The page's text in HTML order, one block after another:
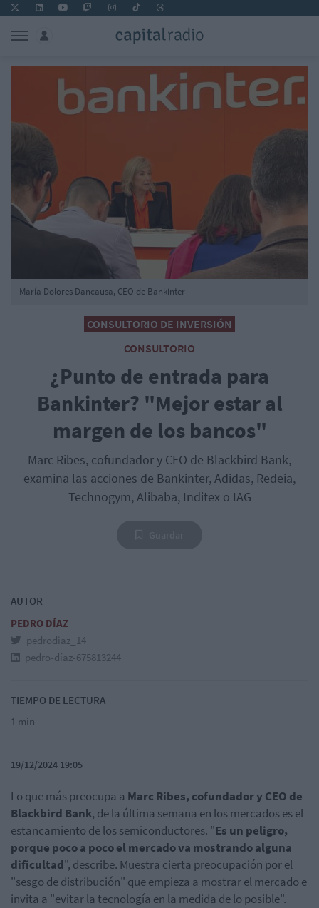
CONSULTORIO DE INVERSIÓN
CONSULTORIO
¿Punto de entrada para
Bankinter? "Mejor estar al
margen de los bancos"
Marc Ribes, cofundador y CEO de Blackbird Bank,
examina las acciones de Bankinter, Adidas, Redeia,
Technogym, Alibaba, Inditex o IAG
María Dolores Dancausa, CEO de Bankinter
AUTOR
PEDRO DÍAZ
pedrodiaz_14
pedro-díaz-675813244
TIEMPO DE LECTURA
1 min
19/12/2024 19:05
Lo que más preocupa a Marc Ribes, cofundador y CEO de
Blackbird Bank, de la última semana en los mercados es el
estancamiento de los semiconductores. "Es un peligro,
porque poco a poco el mercado va mostrando alguna
dificultad", describe. Muestra cierta preocupación por el
"sesgo de distribución" que empieza a mostrar el mercado e
invita a "evitar la tecnología en la medida de lo posible".